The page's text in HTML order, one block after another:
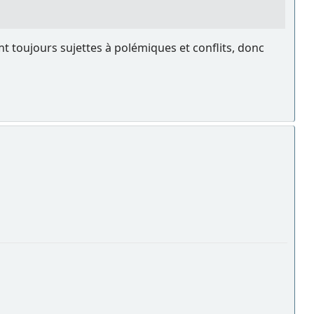
toujours sujettes à polémiques et conflits, donc